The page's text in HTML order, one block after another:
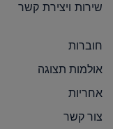
שירות ויצירת קשר
חוברות
אולמות תצוגה
אחריות
צור קשר